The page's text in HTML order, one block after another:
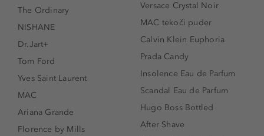
The Ordinary
NISHANE
Dr.Jart+
Tom Ford
Yves Saint Laurent
MAC
Ariana Grande
Florence by Mills
Versace Crystal Noir
MAC tekoči puder
Calvin Klein Euphoria
Prada Candy
Insolence Eau de Parfum
Scandal Eau de Parfum
Hugo Boss Bottled
After Shave